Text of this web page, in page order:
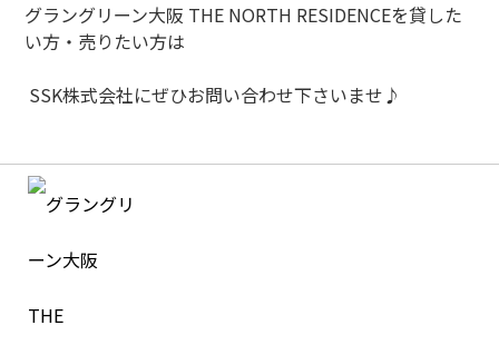
グラングリーン大阪 THE NORTH RESIDENCEを貸した
い方・売りたい方は
SSK株式会社にぜひお問い合わせ下さいませ♪